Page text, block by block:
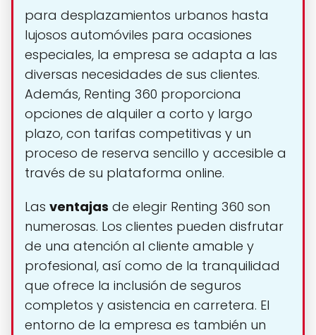
para desplazamientos urbanos hasta
lujosos automóviles para ocasiones
especiales, la empresa se adapta a las
diversas necesidades de sus clientes.
Además, Renting 360 proporciona
opciones de alquiler a corto y largo
plazo, con tarifas competitivas y un
proceso de reserva sencillo y accesible a
través de su plataforma online.
Las ventajas de elegir Renting 360 son
numerosas. Los clientes pueden disfrutar
de una atención al cliente amable y
profesional, así como de la tranquilidad
que ofrece la inclusión de seguros
completos y asistencia en carretera. El
entorno de la empresa es también un